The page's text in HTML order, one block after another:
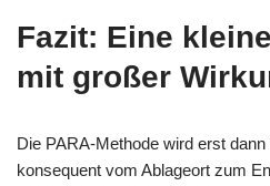
Fazit: Eine
mit großer
Die PARA-Methode wird erst
konsequent vom Ablageort zum